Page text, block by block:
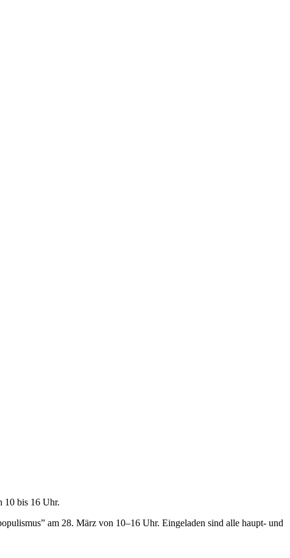
10 bis 16 Uhr.
am 28. März von 10–16 Uhr. Eingeladen sind alle haupt- und